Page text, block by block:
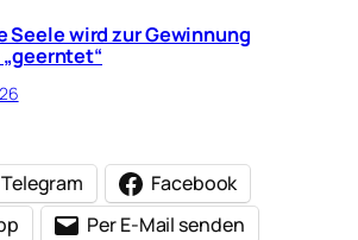
Seele wird zur Gewinnung
Telegram
Facebook
Per E-Mail senden